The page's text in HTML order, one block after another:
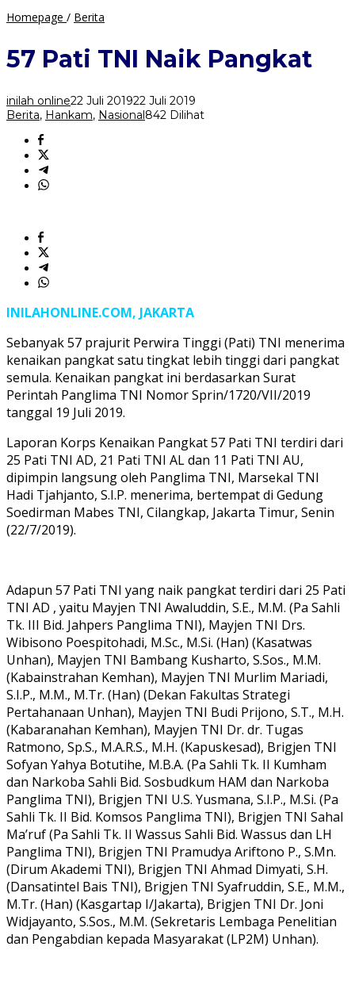
Homepage / Berita
TNI
Naik
57 Pati TNI Naik Pangkat
inilah online22 Juli 201922 Juli 2019
Berita, Hankam, Nasional842 Dilihat
INILAHONLINE.COM, JAKARTA
Sebanyak 57 prajurit Perwira Tinggi (Pati) TNI menerima
kenaikan pangkat satu tingkat lebih tinggi dari pangkat
semula. Kenaikan pangkat ini berdasarkan Surat
Perintah Panglima TNI Nomor Sprin/1720/VII/2019
tanggal 19 Juli 2019.
Laporan Korps Kenaikan Pangkat 57 Pati TNI terdiri dari
25 Pati TNI AD, 21 Pati TNI AL dan 11 Pati TNI AU,
dipimpin langsung oleh Panglima TNI, Marsekal TNI
Hadi Tjahjanto, S.I.P. menerima, bertempat di Gedung
Soedirman Mabes TNI, Cilangkap, Jakarta Timur, Senin
(22/7/2019).
Adapun 57 Pati TNI yang naik pangkat terdiri dari 25 Pati
TNI AD , yaitu Mayjen TNI Awaluddin, S.E., M.M. (Pa Sahli
Tk. III Bid. Jahpers Panglima TNI), Mayjen TNI Drs.
Wibisono Poespitohadi, M.Sc., M.Si. (Han) (Kasatwas
Unhan), Mayjen TNI Bambang Kusharto, S.Sos., M.M.
(Kabainstrahan Kemhan), Mayjen TNI Murlim Mariadi,
S.I.P., M.M., M.Tr. (Han) (Dekan Fakultas Strategi
Pertahanaan Unhan), Mayjen TNI Budi Prijono, S.T., M.H.
(Kabaranahan Kemhan), Mayjen TNI Dr. dr. Tugas
Ratmono, Sp.S., M.A.R.S., M.H. (Kapuskesad), Brigjen TNI
Sofyan Yahya Botutihe, M.B.A. (Pa Sahli Tk. II Kumham
dan Narkoba Sahli Bid. Sosbudkum HAM dan Narkoba
Panglima TNI), Brigjen TNI U.S. Yusmana, S.I.P., M.Si. (Pa
Sahli Tk. II Bid. Komsos Panglima TNI), Brigjen TNI Sahal
Ma’ruf (Pa Sahli Tk. II Wassus Sahli Bid. Wassus dan LH
Panglima TNI), Brigjen TNI Pramudya Ariftono P., S.Mn.
(Dirum Akademi TNI), Brigjen TNI Ahmad Dimyati, S.H.
(Dansatintel Bais TNI), Brigjen TNI Syafruddin, S.E., M.M.,
M.Tr. (Han) (Kasgartap I/Jakarta), Brigjen TNI Dr. Joni
Widjayanto, S.Sos., M.M. (Sekretaris Lembaga Penelitian
dan Pengabdian kepada Masyarakat (LP2M) Unhan).